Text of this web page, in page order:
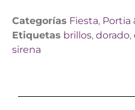
Categorías Fiesta, Portia
Etiquetas brillos, dorado,
sirena